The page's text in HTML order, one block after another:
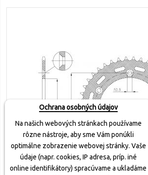
Ochrana osobných údajov
Na našich webových stránkach používame
rôzne nástroje, aby sme Vám ponúkli
optimálne zobrazenie webovej stránky. Vaše
údaje (napr. cookies, IP adresa, príp. iné
online identifikátory) spracúvame a ukladáme